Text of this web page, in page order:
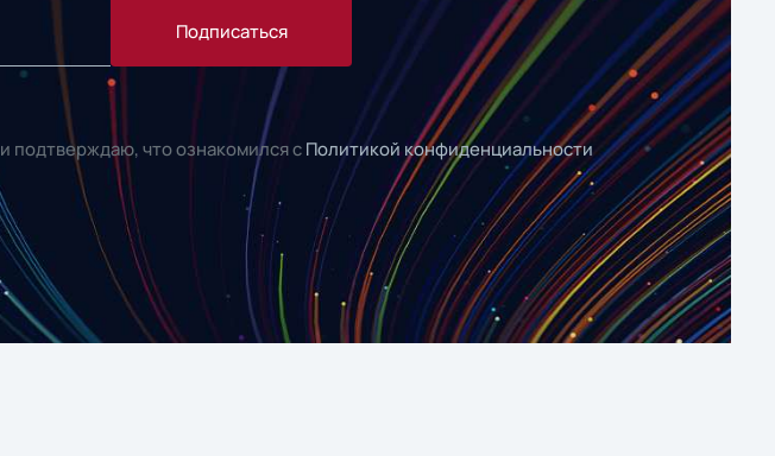
Подписаться
и подтверждаю, что ознакомился с Политикой конфиденциальности